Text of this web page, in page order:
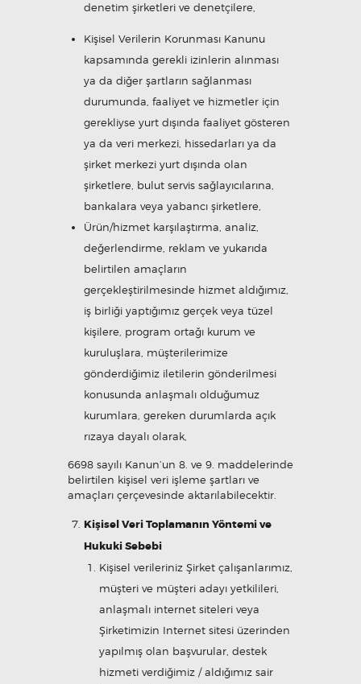
denetim şirketleri ve denetçilere,
Kişisel Verilerin Korunması Kanunu
kapsamında gerekli izinlerin alınması
ya da diğer şartların sağlanması
durumunda, faaliyet ve hizmetler için
gerekliyse yurt dışında faaliyet gösteren
ya da veri merkezi, hissedarları ya da
şirket merkezi yurt dışında olan
şirketlere, bulut servis sağlayıcılarına,
bankalara veya yabancı şirketlere,
Ürün/hizmet karşılaştırma, analiz,
değerlendirme, reklam ve yukarıda
belirtilen amaçların
gerçekleştirilmesinde hizmet aldığımız,
iş birliği yaptığımız gerçek veya tüzel
kişilere, program ortağı kurum ve
kuruluşlara, müşterilerimize
gönderdiğimiz iletilerin gönderilmesi
konusunda anlaşmalı olduğumuz
kurumlara, gereken durumlarda açık
rızaya dayalı olarak,
6698 sayılı Kanun’un 8. ve 9. maddelerinde
belirtilen kişisel veri işleme şartları ve
amaçları çerçevesinde aktarılabilecektir.
Kişisel Veri Toplamanın Yöntemi ve
Hukuki Sebebi
Kişisel verileriniz Şirket çalışanlarımız,
müşteri ve müşteri adayı yetkilileri,
anlaşmalı internet siteleri veya
Şirketimizin Internet sitesi üzerinden
yapılmış olan başvurular, destek
hizmeti verdiğimiz / aldığımız sair